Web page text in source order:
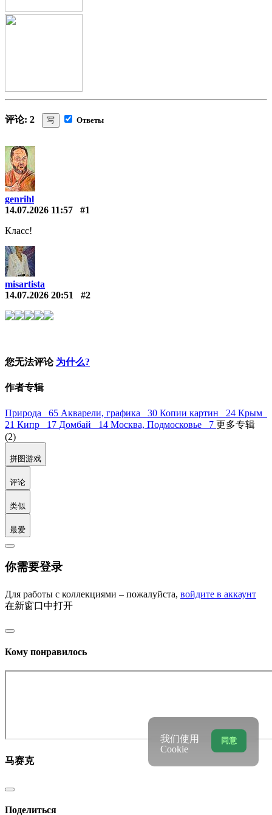
评论: 2 写 Ответы
genrihl
14.07.2026 11:57
#1
Класс!
misartista
14.07.2026 20:51
#2
您无法评论 为什么?
作者专辑
Природа 65 Акварели, графика 30 Копии картин 24 Крым
21 Кипр 17 Домбай 14 Москва, Подмосковье 7 更多专辑
(2)
拼图游戏
评论
类似
最爱
你需要登录
Для работы с коллекциями – пожалуйста, войдите в аккаунт
在新窗口中打开
Кому понравилось
马赛克
Поделиться
同意
我们使用
Cookie